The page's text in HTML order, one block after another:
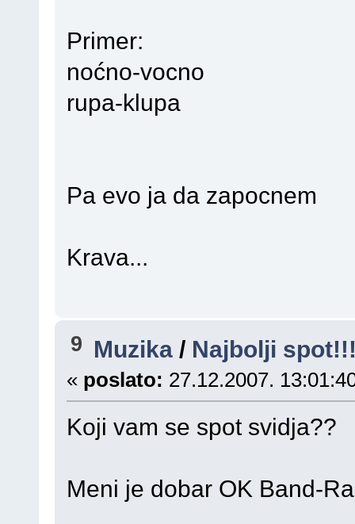
Primer:
noćno-vocno
rupa-klupa
Pa evo ja da zapocnem
Krava...
9 Muzika / Najbolji
« poslato: 27.12.2007.
Koji vam se spot svidja??
Meni je dobar OK Band-